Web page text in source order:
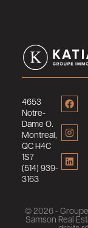
4653
Notre-
Dame O.
Montreal,
QC H4C
1S7
(514) 939-
3163
© 2026 -
Samson Real